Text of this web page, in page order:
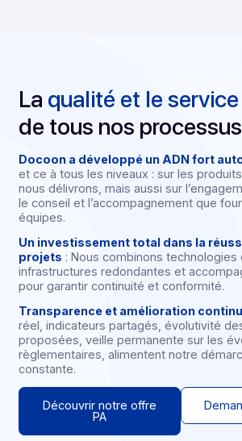
Laqualité et le
de tous nos
Docoon a développé un ADN
et ce à tous les niveaux : sur les
nous délivrons, mais aussi sur
le conseil et l’accompagnement que
équipes.
projets: Nous combinons
infrastructures redondantes et
pour garantir continuité et
Transparence et amélioration
réel, indicateurs partagés,
proposées, veille permanente sur
règlementaires, alimentent notre